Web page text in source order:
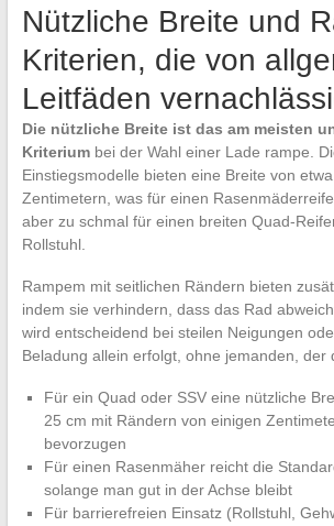
Nützliche Breite und
Kriterien, die von
Leitfäden
Die nützliche Breite ist das am meisten
Kriteriumbei der Wahl einer Lade rampe.
Einstiegsmodelle bieten eine Breite von
Zentimetern, was für einen
aber zu schmal für einen breiten Quad-
Rollstuhl.
Rampem mit seitlichen Rändern bieten
indem sie verhindern, dass das Rad
wird entscheidend bei steilen Neigungen
Beladung allein erfolgt, ohne jemanden, der
Für ein Quad oder SSV eine nützliche
25 cm mit Rändern von einigen
bevorzugen
Für einen Rasenmäher reicht die
solange man gut in der Achse bleibt
Für barrierefreien Einsatz (Rollstuhl,